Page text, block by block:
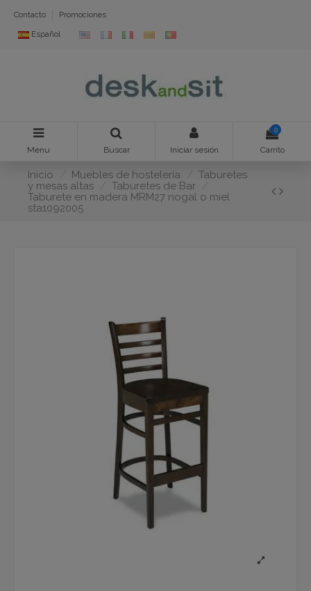
Contacto Promociones
Español
Menu Buscar Iniciar sesión
0
Carrito
Inicio Muebles de hostelería
Taburetes
y mesas altas
Taburetes de Bar
Taburete en madera MRM27 nogal o miel
sta1092005